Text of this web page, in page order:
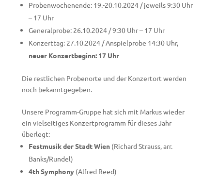
Probenwochenende: 19.-20.10.2024 / jeweils 9:30 Uhr
– 17 Uhr
Generalprobe: 26.10.2024 / 9:30 Uhr – 17 Uhr
Konzerttag: 27.10.2024 / Anspielprobe 14:30 Uhr,
neuer Konzertbeginn: 17 Uhr
Die restlichen Probenorte und der Konzertort werden
noch bekanntgegeben.
Unsere Programm-Gruppe hat sich mit Markus wieder
ein vielseitiges Konzertprogramm für dieses Jahr
überlegt:
Festmusik der Stadt Wien(Richard Strauss, arr.
Banks/Rundel)
4th Symphony(Alfred Reed)